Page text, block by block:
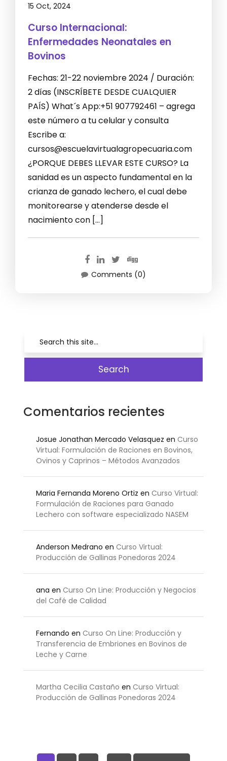
15 Oct, 2024
Curso Internacional:
Enfermedades Neonatales en
Bovinos
Fechas: 21-22 noviembre 2024 / Duración:
2 días (INSCRÍBETE DESDE CUALQUIER
PAÍS) What´s App:+51 907792461 – agrega
este número a tu celular y consulta
Escribe a:
cursos@escuelavirtualagropecuaria.com
¿PORQUE DEBES LLEVAR ESTE CURSO? La
sanidad es un aspecto fundamental en la
crianza de ganado lechero, el cual debe
monitorearse y atenderse desde el
nacimiento con […]
Comments (0)
Comentarios recientes
Josue Jonathan Mercado Velasquez en Curso
Virtual: Formulación de Raciones en Bovinos,
Ovinos y Caprinos – Métodos Avanzados
Maria Fernanda Moreno Ortiz en Curso Virtual:
Formulación de Raciones para Ganado
Lechero con software especializado NASEM
Anderson Medrano en Curso Virtual:
Producción de Gallinas Ponedoras 2024
ana en Curso On Line: Producción y Negocios
del Café de Calidad
Fernando en Curso On Line: Producción y
Transferencia de Embriones en Bovinos de
Leche y Carne
Martha Cecilia Castaño en Curso Virtual:
Producción de Gallinas Ponedoras 2024